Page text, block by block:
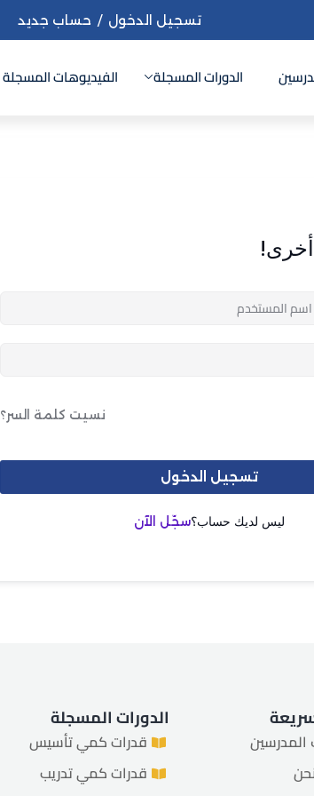
تسجيل الدخول / حساب جديد
الدورات المسجلة الفيديوهات المسجلة
أخرى!
نسيت كلمة السر؟
تسجيل الدخول
ليس لديك حساب؟سجّل الآن
الدورات المسجلة
قدرات كمي تأسيس
قدرات كمي تدريب
Don’t have an account?Sign up
هل فقدت كلمة المرور الخاصة بك؟